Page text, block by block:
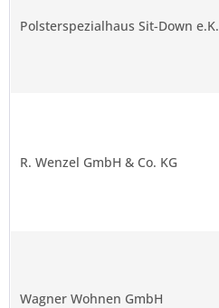
Polsterspezialhaus Sit-Down e.K.
R. Wenzel GmbH & Co. KG
Wagner Wohnen GmbH